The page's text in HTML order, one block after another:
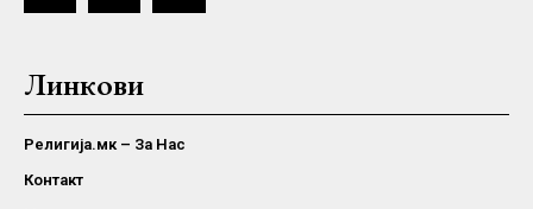
Линкови
Религија.мк – За Нас
Контакт